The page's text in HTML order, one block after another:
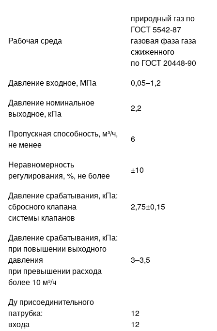
Рабочая среда
природный газ по
ГОСТ 5542-87
газовая фаза газа
сжиженного
по ГОСТ 20448-90
Давление входное, МПа
0,05–1,2
Давление номинальное
выходное, кПа
2,2
Пропускная способность, м³/ч,
не менее
6
Неравномерность
регулирования, %, не более
±10
Давление срабатывания, кПа:
сбросного клапана
системы клапанов
2,75±0,15
Давление срабатывания, кПа:
при повышении выходного
давления
при превышении расхода
более 10 м³/ч
3–3,5
Ду присоединительного
патрубка:
входа
12
12